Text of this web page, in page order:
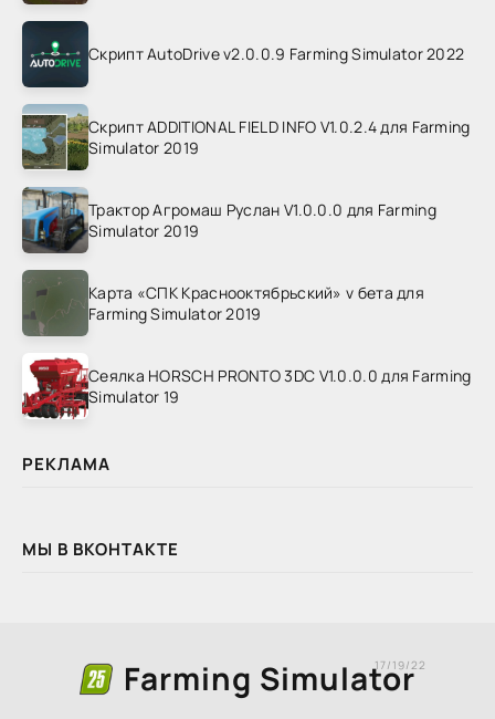
Скрипт AutoDrive v2.0.0.9 Farming Simulator 2022
Скрипт ADDITIONAL FIELD INFO V1.0.2.4 для Farming
Simulator 2019
Трактор Агромаш Руслан V1.0.0.0 для Farming
Simulator 2019
Карта «СПК Краснооктябрьский» v бета для
Farming Simulator 2019
Сеялка HORSCH PRONTO 3DC V1.0.0.0 для Farming
Simulator 19
РЕКЛАМА
МЫ В ВКОНТАКТЕ
Farming Simulator
17/19/22